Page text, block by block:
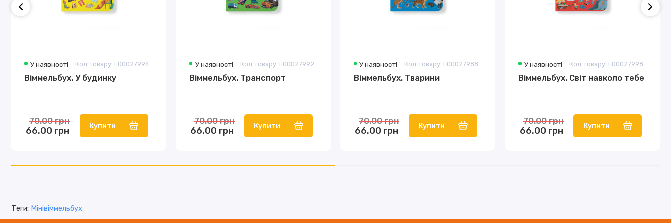
У наявності Код товару: F00027994
Віммельбух. У будинку
66.00 грн
70.00 грн Купити
У наявності Код товару: F00027992
Віммельбух. Транспорт
66.00 грн
70.00 грн Купити
У наявності Код товару: F00027988
Віммельбух. Тварини
66.00 грн
70.00 грн Купити
У наявності Код товару: F00027998
Віммельбух. Світ навколо тебе
66.00 грн
70.00 грн Купити
Теги: Мінівіммельбух